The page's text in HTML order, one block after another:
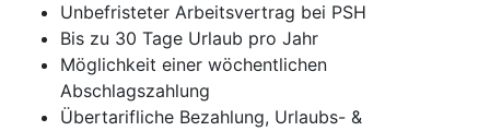
Unbefristeter Arbeitsvertrag bei PSH
Bis zu 30 Tage Urlaub pro Jahr
Möglichkeit einer wöchentlichen
Abschlagszahlung
Übertarifliche Bezahlung, Urlaubs- &